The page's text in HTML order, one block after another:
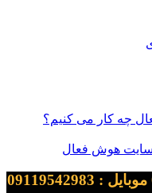
چه کار می کنیم؟
سایت هوش فعال